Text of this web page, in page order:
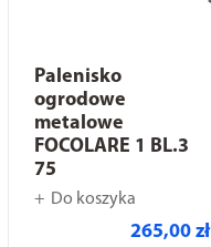
Palenisko
ogrodowe
metalowe
FOCOLARE 1 BL.3
75
Do koszyka
265,00 zł